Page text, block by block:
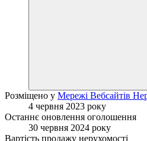
Розміщено у Мережі Вебсайтів
4 червня 2023 року
Останнє оновлення оголошення
30 червня 2024 року
Вартість продажу нерухомості